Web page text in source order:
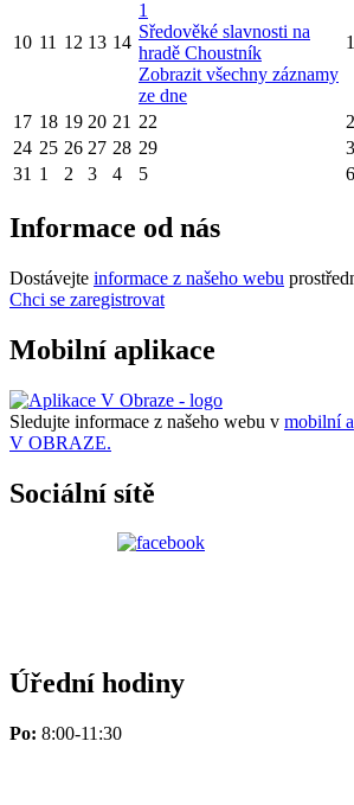
10 11 12 13 14
1
Sředověké slavnosti na
hradě Choustník
Zobrazit všechny záznamy
ze dne
17 18 19 20 21 22
24 25 26 27 28 29
31 1 2 3 4 5 6
Informace od nás
Dostávejte informace z našeho webu
Chci se zaregistrovat
Mobilní aplikace
Sledujte informace z našeho webu v mobilní
V OBRAZE.
Sociální sítě
Úřední hodiny
Po: 8:00-11:30